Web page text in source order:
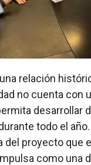
relación
no cuenta con
desarrollar
todo el
del proyecto que el
como una